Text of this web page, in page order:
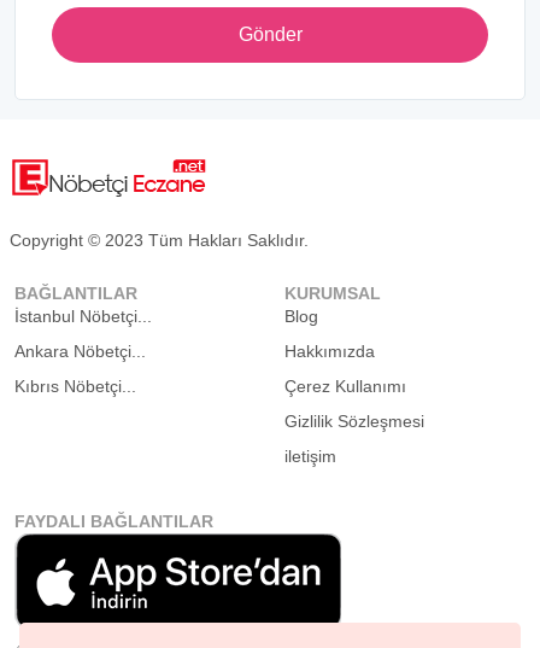
Gönder
Copyright © 2023 Tüm Hakları Saklıdır.
BAĞLANTILAR
İstanbul Nöbetçi...
Ankara Nöbetçi...
Kıbrıs Nöbetçi...
KURUMSAL
Blog
Hakkımızda
Çerez Kullanımı
Gizlilik Sözleşmesi
iletişim
FAYDALI BAĞLANTILAR